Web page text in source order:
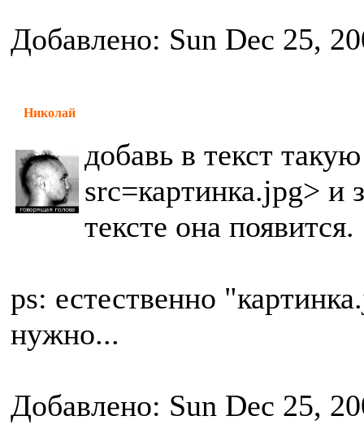
Добавлено: Sun Dec 25,
Николай
добавь в текст
src=картинка.jpg> и
тексте она появится.
ps: естественно
нужно...
Добавлено: Sun Dec 25,